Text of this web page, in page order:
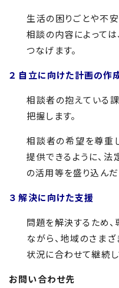
生活の困りごとや不
相談の内容によって
つなげます。
２ 自立に向けた計画の作
相談者の抱えている
把握します。
相談者の希望を尊重
提供できるように、法
の活用等を盛り込ん
３ 解決に向けた支援
問題を解決するため
ながら、地域のさま
状況に合わせて継続し
お問い合わせ先